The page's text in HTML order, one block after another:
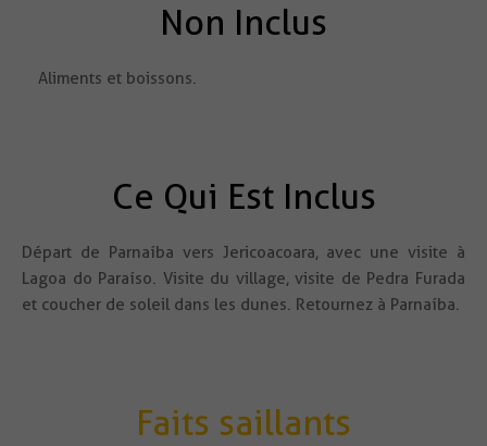
Non Inclus
Aliments et boissons.
Ce Qui Est Inclus
Départ de Parnaíba vers Jericoacoara, avec une visite à
Lagoa do Paraíso. Visite du village, visite de Pedra Furada
et coucher de soleil dans les dunes. Retournez à Parnaíba.
Faits saillants